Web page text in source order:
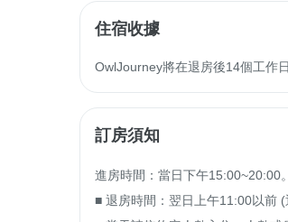
住宿收據
OwlJourney將在退房後14個工作
訂房須知
進房時間：當日下午15:00~20:00。
■ 退房時間：翌日上午11:00以前 (